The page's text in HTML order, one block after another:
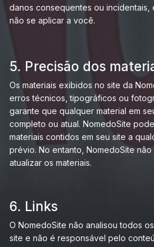
danos consequentes ou incidentais,
não se aplicar a você.
5. Precisão dos
Os materiais exibidos no site da
erros técnicos, tipográficos ou
garante que qualquer material em
completo ou atual. NomedoSite
materiais contidos em seu site a
prévio. No entanto, NomedoSite
atualizar os materiais.
6. Links
O NomedoSite não analisou todos
site e não é responsável pelo